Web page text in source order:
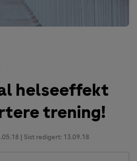
helseeffekt
trening!
| Sist redigert: 13.09.18